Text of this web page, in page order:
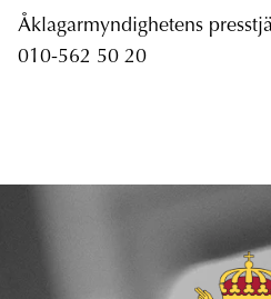
Åklagarmyndighetens
010-562 50 20